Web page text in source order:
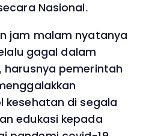
Nasional.
jam malam nyatanya
gagal dalam
pemerintah
kesehatan di segala
edukasi kepada